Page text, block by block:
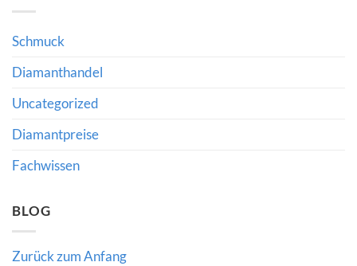
für
Käufer
Händler
bedeutet
für
den
bedeuten
Schmuck
Diamanthandel
Uncategorized
Diamantpreise
Fachwissen
BLOG
Zurück zum Anfang